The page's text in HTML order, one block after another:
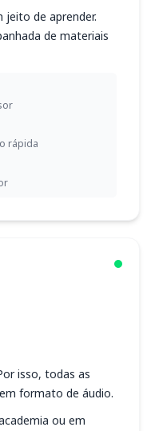
jeito de aprender.
de materiais
rápida
isso, todas as
formato de áudio.
ou em